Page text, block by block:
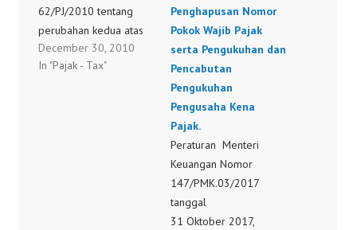
62/PJ/2010 tentang
perubahan kedua atas
peraturan direktur
jenderal pajak nomor
December 30, 2010
In "Pajak - Tax"
Penghapusan Nomor
Pokok Wajib Pajak
serta Pengukuhan dan
Pencabutan
Pengukuhan
Pengusaha Kena
Pajak.
Peraturan Menteri
Keuangan Nomor
147/PMK.03/2017
tanggal
31 Oktober 2017,